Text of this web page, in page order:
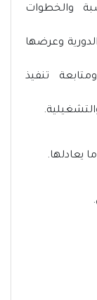
والخطوات
وعرضها
تنفيذ
يعادلها.